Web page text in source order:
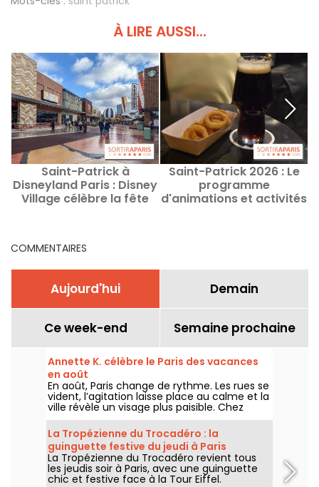
À LIRE AUSSI...
Saint-Patrick à
Disneyland Paris : Disney
Village célèbre la fête
Saint-Patrick 2026 : Le
programme
d'animations et activités
COMMENTAIRES
Aujourd'hui Demain
Ce week-end Semaine prochaine
Annette K. célèbre le Paris des vacances
en août
En août, Paris change de rythme. Les rues se
vident, l’agitation laisse place au calme et la
ville révèle un visage plus paisible. Chez
Annette K., on profite de cette parenthèse
unique pour prolonger l’esprit des vacances,
les pieds presque dans l’eau, avant le retour
à la rentrée.
La Tropézienne du Trocadéro : la
guinguette festive du jeudi à Paris
La Tropézienne du Trocadéro revient tous
les jeudis soir à Paris, avec une guinguette
chic et festive face à la Tour Eiffel.